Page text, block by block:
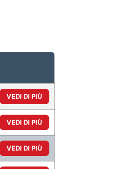
VEDI DI PIÙ
VEDI DI PIÙ
VEDI DI PIÙ